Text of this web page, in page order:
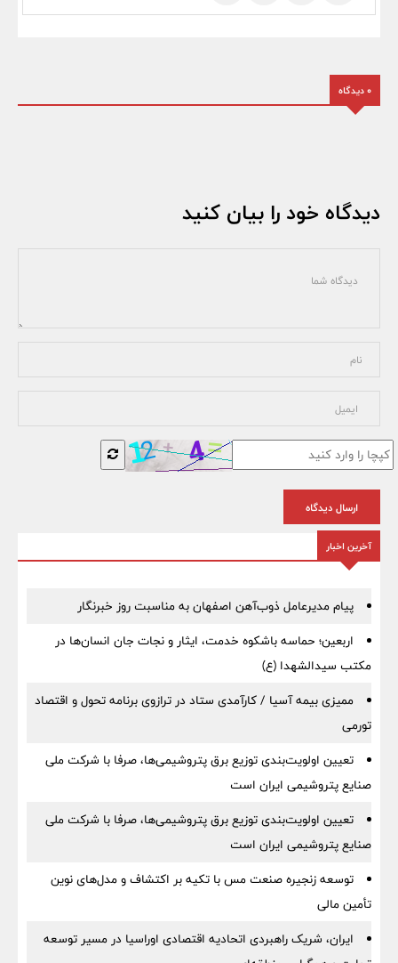
0 دیدگاه
دیدگاه خود را بیان کنید
ارسال دیدگاه
آخرین اخبار
پیام مدیرعامل ذوب‌آهن اصفهان به مناسبت روز خبرنگار
اربعین؛ حماسه باشکوه خدمت، ایثار و نجات جان انسان‌ها در
مکتب سیدالشهدا (ع)
ممیزی بیمه آسیا / کارآمدی ستاد در ترازوی برنامه تحول و اقتصاد
تورمی
تعیین اولویت‌بندی توزیع برق پتروشیمی‌ها، صرفا با شرکت ملی
صنایع پتروشیمی ایران است
تعیین اولویت‌بندی توزیع برق پتروشیمی‌ها، صرفا با شرکت ملی
صنایع پتروشیمی ایران است
توسعه زنجیره صنعت مس با تکیه بر اکتشاف و مدل‌های نوین
تأمین مالی
ایران، شریک راهبردی اتحادیه اقتصادی اوراسیا در مسیر توسعه